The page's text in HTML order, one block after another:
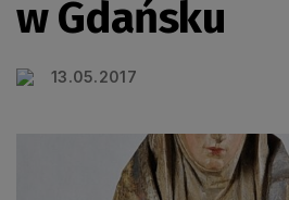
w Gdańsku
13.05.2017